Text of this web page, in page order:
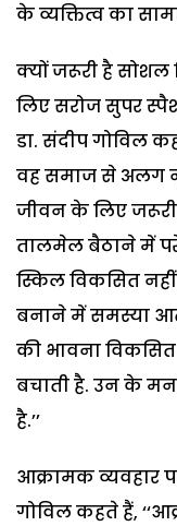
के व्यक्तित्व का
क्यों जरूरी है
लिए सरोज सुपर
डा. संदीप गोविल
वह समाज से अलग
जीवन के लिए जरूरी
तालमेल बैठाने में
स्किल विकसित नहीं
बनाने में समस्या
की भावना
बचाती है. उन के
है.’’
आक्रामक व्यवहार
गोविल कहते हैं,